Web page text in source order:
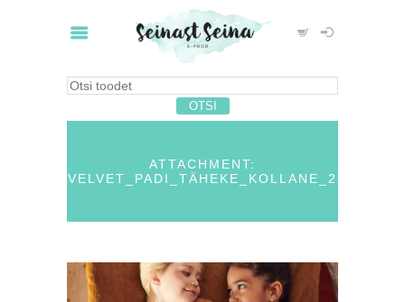
ATTACHMENT:
VELVET_PADI_TÄHEKE_KOLLANE_2